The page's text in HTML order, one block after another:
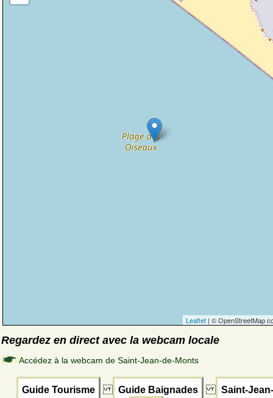
Leaflet | © OpenStreetMap
Regardez en direct avec la webcam locale
Accédez à la webcam de Saint-Jean-de-Monts
Guide Tourisme Guide Baignades Saint-